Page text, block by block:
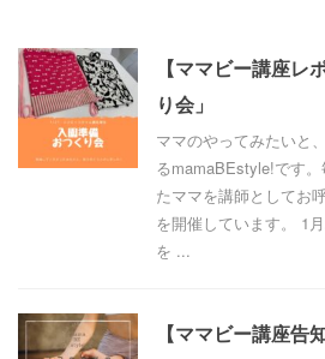
【ママビー講座レ
り会」
ママのやってみたいと
るmamaBEstyle!です
たママを講師としてお
を開催しています。 1
を ...
【ママビー講座告